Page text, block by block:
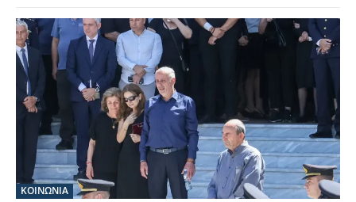
ΚΟΙΝΩΝΙΑ